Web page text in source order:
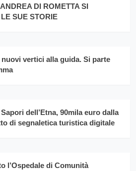
DI ROMETTA SI
SUE STORIE
vertici alla guida. Si parte
dell’Etna, 90mila euro dalla
di segnaletica turistica digitale
l’Ospedale di Comunità